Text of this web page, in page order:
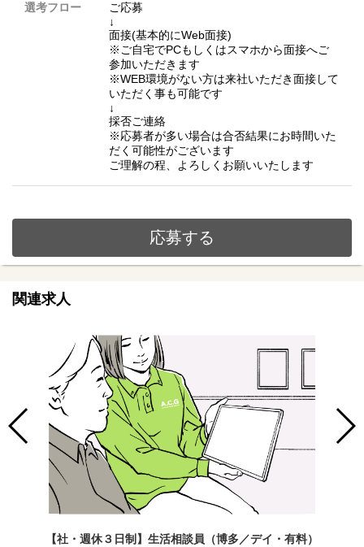
選考フロー
ご応募
↓
面接(基本的にWeb面接)
※ご自宅でPCもしくはスマホから面接へご
参加いただきます
※WEB環境がない方は来社いただき面接して
いただく事も可能です
↓
採否ご連絡
※応募者が多い場合は合否結果にお時間いた
だく可能性がございます
ご理解の程、よろしくお願いいたします
応募する
関連求人
【社・週休３日制】生活相談員（博多／デイ・有料）